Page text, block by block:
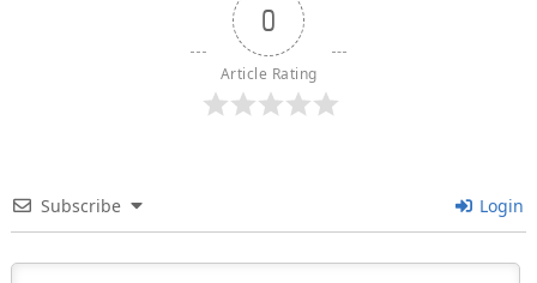
0
Article Rating
Subscribe Login